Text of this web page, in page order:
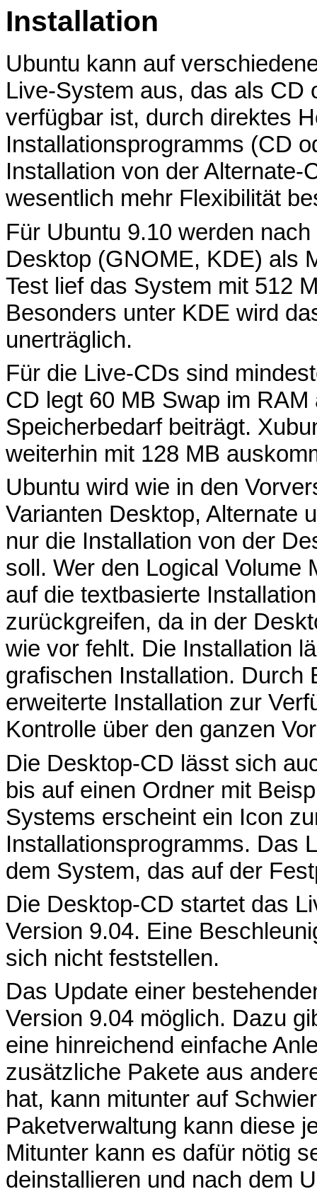
Installation
Ubuntu kann auf
Live-System aus, das als CD
verfügbar ist, durch direktes
Installationsprogramms (CD
Installation von der Alternate-
wesentlich mehr Flexibilität
Für Ubuntu 9.10 werden
Desktop (GNOME, KDE) als
Test lief das System mit 512
Besonders unter KDE wird
unerträglich.
Für die Live-CDs sind
CD legt 60 MB Swap im
Speicherbedarf beiträgt.
weiterhin mit 128 MB
Ubuntu wird wie in den
Varianten Desktop, Alternate
nur die Installation von der
soll. Wer den Logical Volume
auf die textbasierte
zurückgreifen, da in der
wie vor fehlt. Die Installation
grafischen Installation. Durch
erweiterte Installation zur
Kontrolle über den ganzen
Die Desktop-CD lässt sich
bis auf einen Ordner mit
Systems erscheint ein Icon
Installationsprogramms. Das
dem System, das auf der
Die Desktop-CD startet das
Version 9.04. Eine
sich nicht feststellen.
Das Update einer
Version 9.04 möglich. Dazu
eine hinreichend einfache
zusätzliche Pakete aus
hat, kann mitunter auf
Paketverwaltung kann diese
Mitunter kann es dafür nötig
deinstallieren und nach dem